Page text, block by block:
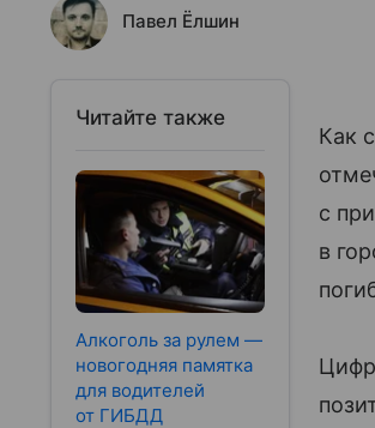
Павел Ёлшин
Читайте также
Алкоголь за рулем —
новогодняя памятка
для водителей
от ГИБДД
Как
с
в